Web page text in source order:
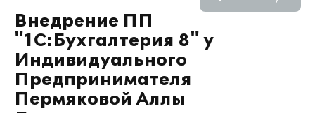
Внедрение ПП
"1С:Бухгалтерия 8" у
Индивидуального
Предпринимателя
Пермяковой Аллы